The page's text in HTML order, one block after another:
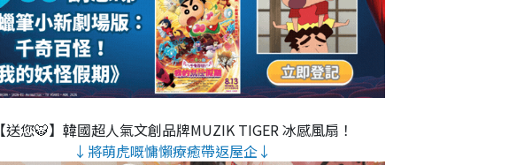
【送您🐯】韓國超人氣文創品牌MUZIK TIGER 冰感風扇！
↓將萌虎嘅慵懶療癒帶返屋企↓